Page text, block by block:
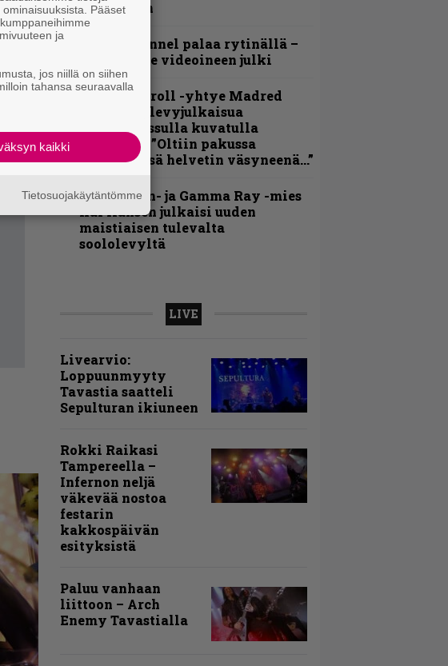
videollaan
Blind Channel palaa rytinällä –
tuplasingle videoineen julki
Thrash ’n’ roll -yhtye Madred
ryydittää levyjulkaisua
keikkareissulla kuvatulla
videolla – ”Oltiin pakussa
kusihädässä helvetin väsyneenä…”
Helloween- ja Gamma Ray -mies
Kai Hansen julkaisi uuden
maistiaisen tulevalta
soololevyltä
LIVE
Livearvio:
Loppuunmyyty
Tavastia saatteli
Sepulturan ikiuneen
Rokki Raikasi
Tampereella –
Infernon neljä
väkevää nostoa
festarin
kakkospäivän
esityksistä
Paluu vanhaan
liittoon – Arch
Enemy Tavastialla
Pääset
ja
jos niillä on siihen
tahansa seuraavalla
kaikki
Tietosuojakäytäntömme